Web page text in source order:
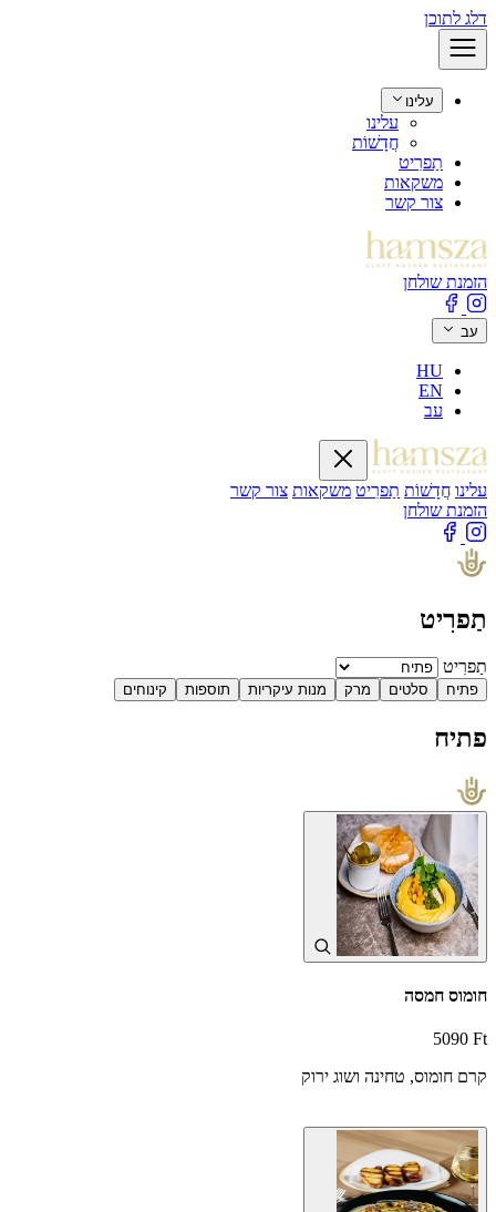
דלג לתוכן
עלינו
עלינו
חֲדָשׁוֹת
תַפרִיט
משקאות
צור קשר
הזמנת שולחן
עב
HU
EN
עב
עלינו חֲדָשׁוֹת תַפרִיט משקאות צור קשר
הזמנת שולחן
תַפרִיט
תַפרִיט
פתיח סלטים מרק מנות עיקריות תוספות קינוחים
פתיח
חומוס חמסה
5090 Ft
קרם חומוס, טחינה ושוג ירוק